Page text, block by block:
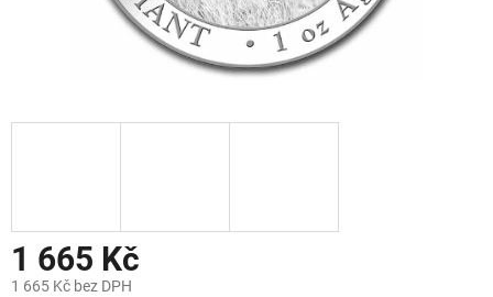
1 665 Kč
1 665 Kč bez DPH